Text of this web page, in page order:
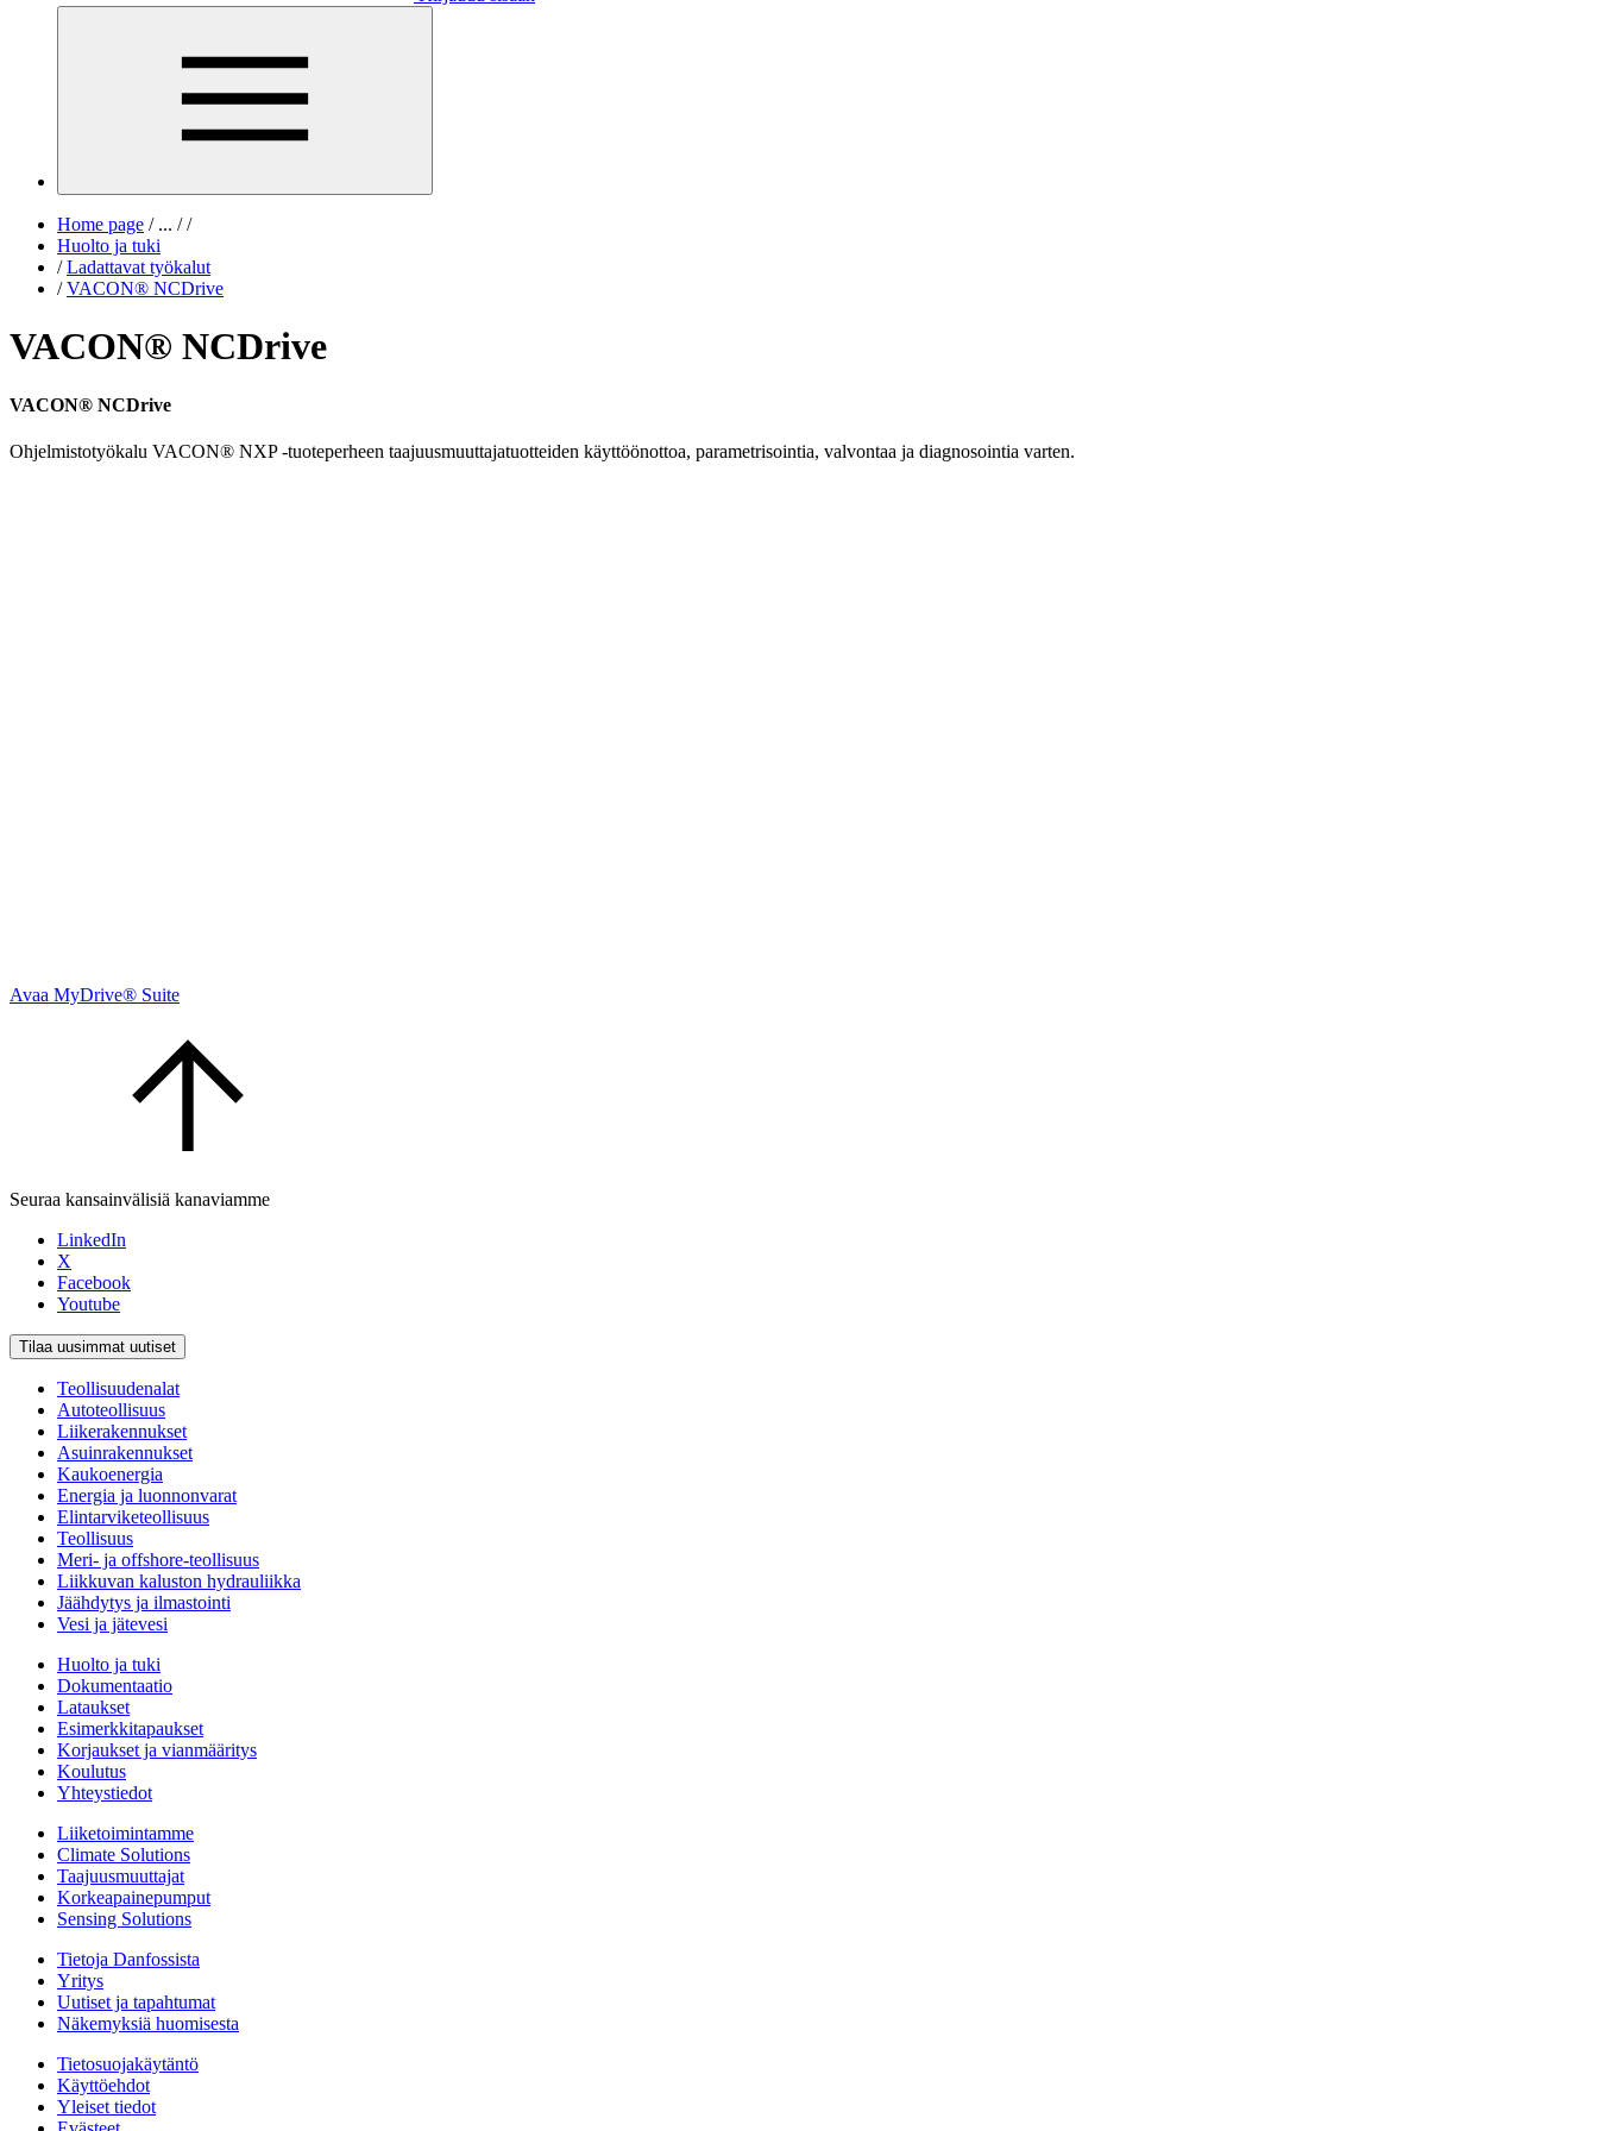
Home page /... / /
Huolto ja tuki
/ Ladattavat työkalut
/ VACON® NCDrive
VACON® NCDrive
VACON® NCDrive
Ohjelmistotyökalu VACON® NXP -tuoteperheen taajuusmuuttajatuotteiden käyttöönottoa, parametrisointia, valvontaa ja diagnosointia varten.
Avaa MyDrive® Suite
Seuraa kansainvälisiä kanaviamme
LinkedIn
X
Facebook
Youtube
Tilaa uusimmat uutiset
Teollisuudenalat
Autoteollisuus
Liikerakennukset
Asuinrakennukset
Kaukoenergia
Energia ja luonnonvarat
Elintarviketeollisuus
Teollisuus
Meri- ja offshore-teollisuus
Liikkuvan kaluston hydrauliikka
Jäähdytys ja ilmastointi
Vesi ja jätevesi
Huolto ja tuki
Dokumentaatio
Lataukset
Esimerkkitapaukset
Korjaukset ja vianmääritys
Koulutus
Yhteystiedot
Liiketoimintamme
Climate Solutions
Taajuusmuuttajat
Korkeapainepumput
Sensing Solutions
Tietoja Danfossista
Yritys
Uutiset ja tapahtumat
Näkemyksiä huomisesta
Tietosuojakäytäntö
Käyttöehdot
Yleiset tiedot